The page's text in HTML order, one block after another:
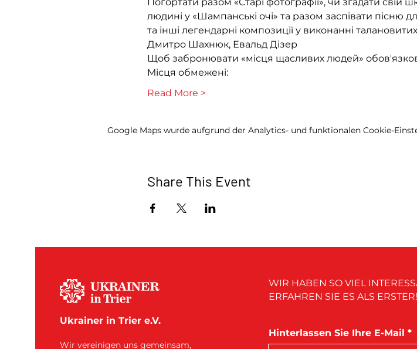
людині у «Шампанські очі» та разом заспівати пісню
та інші легендарні композиції у виконанні
Дмитро Шахнюк, Евальд Дізер
Щоб забронювати «місця щасливих людей»
Місця обмежені:
Read More >
Google Maps wurde aufgrund der Analytics- und funktionalen Cookie-
Share This Event
Ukrainer in Trier e.V.
Wir vereinigen uns gemeinsam,
WIR HABEN SO VIEL
ERFAHREN SIE ES ALS ERSTER!
Hinterlassen Sie Ihre E-Mail